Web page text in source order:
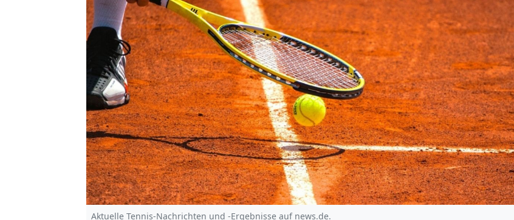
Aktuelle Tennis-Nachrichten und -Ergebnisse auf news.de.